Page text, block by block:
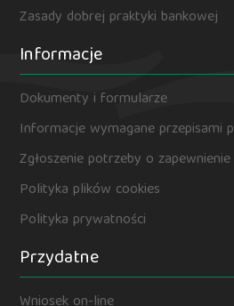
Zasady dobrej praktyki bankowej
Informacje
Dokumenty i formularze
Informacje wymagane przepisami
Zgłoszenie potrzeby o
Polityka plików cookies
Polityka prywatności
Przydatne